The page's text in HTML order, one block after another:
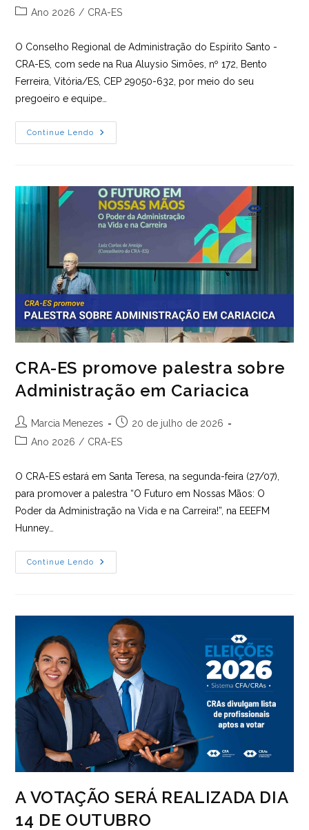
do
publicado:
Categoria
Ano 2026 / CRA-ES
O Conselho Regional de Administração do Espírito Santo -
CRA-ES, com sede na Rua Aluysio Simões, nº 172, Bento
Ferreira, Vitória/ES, CEP 29050-632, por meio do seu
pregoeiro e equipe…
Continue Lendo
Pregão
Eletrônico: 003/2026 |
CRA-ES promove palestra sobre
Administração em Cariacica
Autor
do
Marcia Menezes
Post
publicado:
20 de julho de 2026
Categoria
Ano 2026 / CRA-ES
O CRA-ES estará em Santa Teresa, na segunda-feira (27/07),
para promover a palestra “O Futuro em Nossas Mãos: O
Poder da Administração na Vida e na Carreira!”, na EEEFM
Hunney…
Continue Lendo
CRA-
ES
Cariacica
A VOTAÇÃO SERÁ REALIZADA DIA
14 DE OUTUBRO